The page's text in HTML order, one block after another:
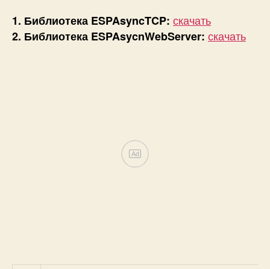
1. Библиотека ESPAsyncTCP: скачать
2. Библиотека ESPAsycnWebServer: скачать
Ad